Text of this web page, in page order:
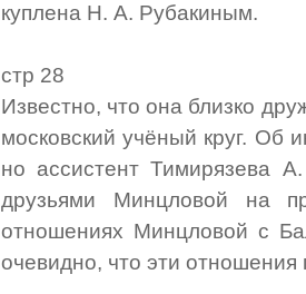
куплена Н. А. Рубакиным.
стр 28
Известно, что она близко
московский учёный круг. Об
но ассистент Тимирязева
друзьями Минцловой на
отношениях Минцловой с
очевидно, что эти